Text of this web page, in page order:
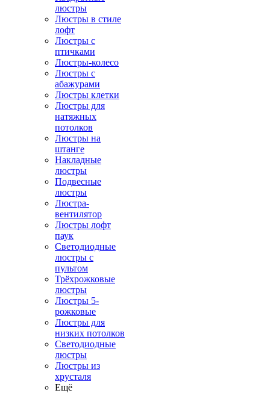
люстры
Люстры в стиле
лофт
Люстры с
птичками
Люстры-колесо
Люстры с
абажурами
Люстры клетки
Люстры для
натяжных
потолков
Люстры на
штанге
Накладные
люстры
Подвесные
люстры
Люстра-
вентилятор
Люстры лофт
паук
Светодиодные
люстры с
пультом
Трёхрожковые
люстры
Люстры 5-
рожковые
Люстры для
низких потолков
Cветодиодные
люстры
Люстры из
хрусталя
Ещё